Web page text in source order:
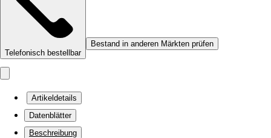
Telefonisch bestellbar
Bestand in anderen Märkten prüfen
Artikeldetails
Datenblätter
Beschreibung